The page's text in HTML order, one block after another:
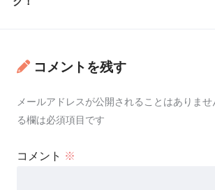
コメントを残す
メールアドレスが公開されることはありませ
る欄は必須項目です
コメント ※